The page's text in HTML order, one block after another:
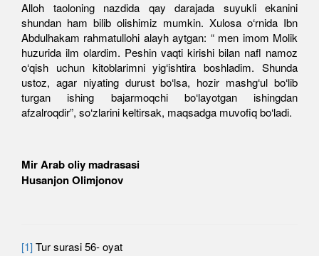
Alloh taoloning nazdida qay darajada suyukli ekanini
shundan ham bilib olishimiz mumkin. Xulosa o‘rnida Ibn
Abdulhakam rahmatullohi alayh aytgan: “ men imom Molik
huzurida ilm olardim. Peshin vaqti kirishi bilan nafl namoz
o‘qish uchun kitoblarimni yig‘ishtira boshladim. Shunda
ustoz, agar niyating durust bo‘lsa, hozir mashg‘ul bo‘lib
turgan ishing bajarmoqchi bo‘layotgan ishingdan
afzalroqdir”, so‘zlarini keltirsak, maqsadga muvofiq bo‘ladi.
Mir Arab oliy madrasasi
Husanjon Olimjonov
[1]Tur surasi 56- oyat